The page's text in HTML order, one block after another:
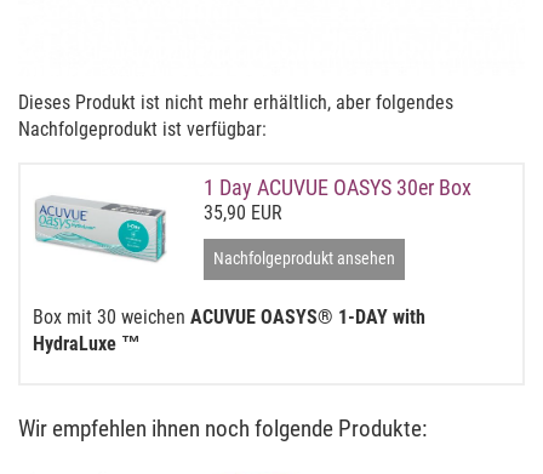
Dieses Produkt ist nicht mehr erhältlich, aber folgendes
Nachfolgeprodukt ist verfügbar:
1 Day ACUVUE OASYS 30er Box
35,90 EUR
Nachfolgeprodukt ansehen
Box mit 30 weichen ACUVUE OASYS® 1-DAY with
HydraLuxe ™
Wir empfehlen ihnen noch folgende Produkte: